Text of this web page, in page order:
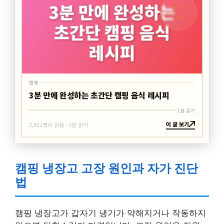
최신
바로가기
캠핑
캠핑
3분 만에 완성하는 초간단 캠핑 음식 레시피
1분 읽기
2,811명이 읽음 · 1분 읽기 이 글 보기
캠핑 냉장고 고장 원인과 자가 진단
법
캠핑 냉장고가 갑자기 냉기가 약해지거나 작동하지